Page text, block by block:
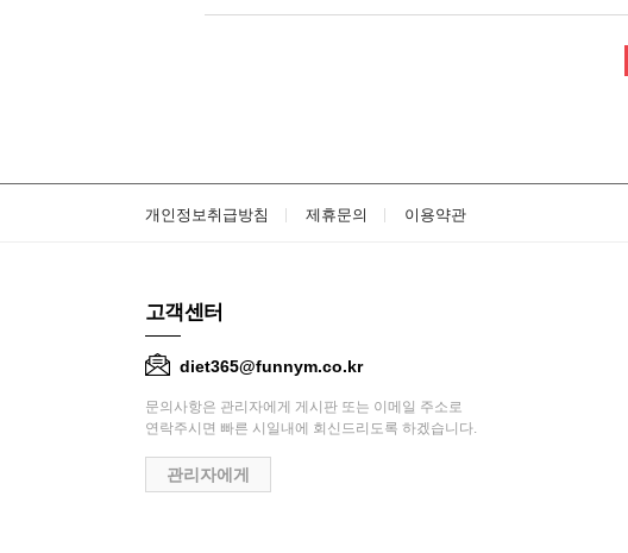
개인정보취급방침 제휴문의 이용약관
고객센터
diet365@funnym.co.kr
문의사항은 관리자에게 게시판 또는 이메일 주소로
연락주시면 빠른 시일내에 회신드리도록 하겠습니다.
관리자에게